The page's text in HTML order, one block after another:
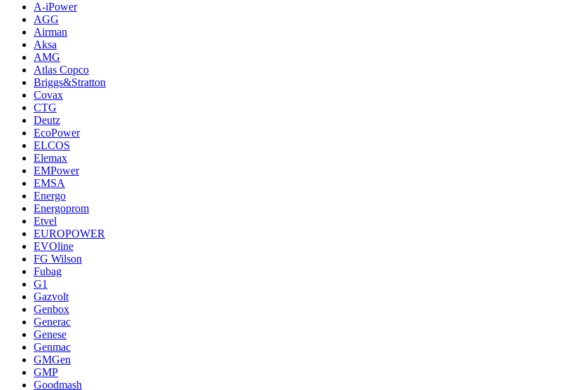
A-iPower
AGG
Airman
Aksa
AMG
Atlas Copco
Briggs&Stratton
Covax
CTG
Deutz
EcoPower
ELCOS
Elemax
EMPower
EMSA
Energo
Energoprom
Etvel
EUROPOWER
EVOline
FG Wilson
Fubag
G1
Gazvolt
Genbox
Generac
Genese
Genmac
GMGen
GMP
Goodmash